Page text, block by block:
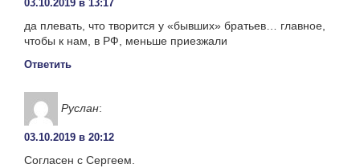
03.10.2019 в 13:17
да плевать, что творится у «бывших» братьев… главное,
чтобы к нам, в РФ, меньше приезжали
Ответить
Руслан:
03.10.2019 в 20:12
Согласен с Сергеем.